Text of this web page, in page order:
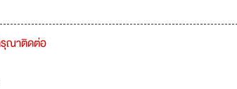
รุณาติดต่อ